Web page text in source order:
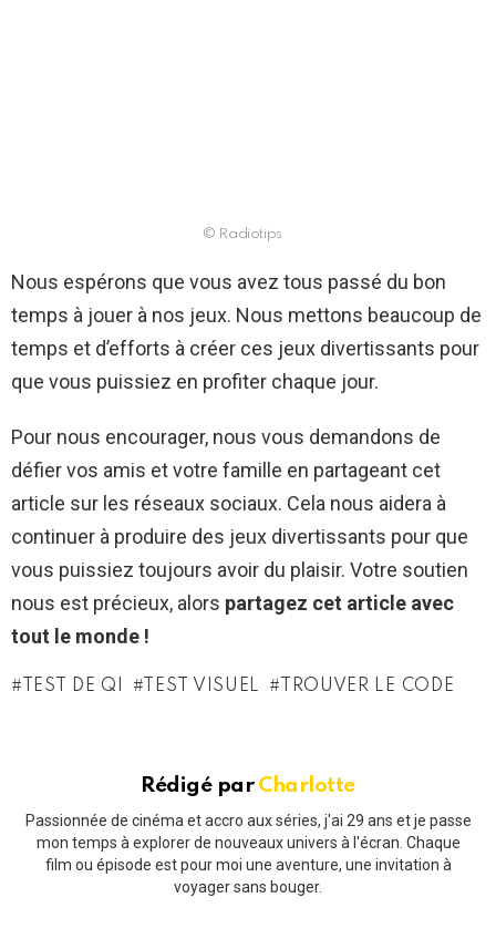
© Radiotips
Nous espérons que vous avez tous passé du bon
temps à jouer à nos jeux. Nous mettons beaucoup de
temps et d’efforts à créer ces jeux divertissants pour
que vous puissiez en profiter chaque jour.
Pour nous encourager, nous vous demandons de
défier vos amis et votre famille en partageant cet
article sur les réseaux sociaux. Cela nous aidera à
continuer à produire des jeux divertissants pour que
vous puissiez toujours avoir du plaisir. Votre soutien
nous est précieux, alors partagez cet article avec
tout le monde !
TEST DE QI TEST VISUEL TROUVER LE CODE
Rédigé par Charlotte
Passionnée de cinéma et accro aux séries, j'ai 29 ans et je passe
mon temps à explorer de nouveaux univers à l'écran. Chaque
film ou épisode est pour moi une aventure, une invitation à
voyager sans bouger.